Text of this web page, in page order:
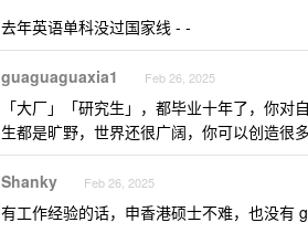
去年英语单科没过国家线 - -
guaguaguaxia1 Feb 26, 2025
「大厂」「研究生」，都毕业十年了，你
生都是旷野，世界还很广阔，你可以创造很
Shanky Feb 26, 2025
有工作经验的话，申香港硕士不难，也没有